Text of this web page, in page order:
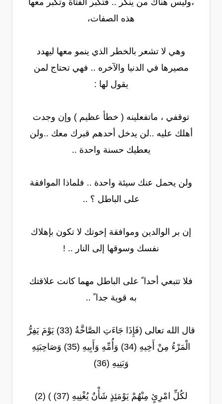
،وليس هناك من ينكر .. فتكبر الفتاة وتكبر معها
هذه الصفات،
وهي لا تشعر بالخطر الذي ينمو معها ليهدد
مصيرها في الدنيا والآخره .. فهي تحتاج لمن
يقول لها :
توقفي ، ماتفعلينه ( خطأ عظيم ) وإن وجدت
أهلك عليه ..لن يدخل أحدهم قبرك معك ..ولن
يعطيك حسنة واحدة ..
ولن يحمل عنك سيئة واحدة .. فلماذا الموافقة
على الباطل ؟ ..
إن بر الوالدين وموافقة إخوتك لا تكون بإهلاك
نفسك وسوقها إلى النار .. !
فلا تتبعي أحدا ً على الباطل مهما كانت علاقتك
به قوية جدا ً ..
قال الله تعالى (فَإِذَا جَاءَتِ الصَّاخَّةُ (33) يَوْمَ يَفِرُّ
الْمَرْءُ مِنْ أَخِيهِ (34) وَأُمِّهِ وَأَبِيهِ (35) وَصَاحِبَتِهِ
وَبَنِيهِ (36)
لكُلِّ امْرِئٍ مِنْهُمْ يَوْمَئِذٍ شَأْنٌ يُغْنِيهِ (37) ) (2)